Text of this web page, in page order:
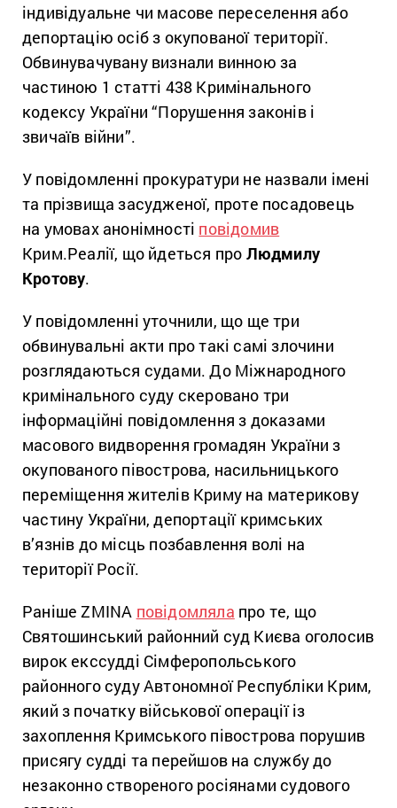
індивідуальне чи масове переселення або
депортацію осіб з окупованої території.
Обвинувачувану визнали винною за
частиною 1 статті 438 Кримінального
кодексу України “Порушення законів і
звичаїв війни”.
У повідомленні прокуратури не назвали імені
та прізвища засудженої, проте посадовець
на умовах анонімності повідомив
Крим.Реалії, що йдеться про Людмилу
Кротову.
У повідомленні уточнили, що ще три
обвинувальні акти про такі самі злочини
розглядаються судами. До Міжнародного
кримінального суду скеровано три
інформаційні повідомлення з доказами
масового видворення громадян України з
окупованого півострова, насильницького
переміщення жителів Криму на материкову
частину України, депортації кримських
в’язнів до місць позбавлення волі на
території Росії.
Раніше ZMINA повідомляла про те, що
Святошинський районний суд Києва оголосив
вирок екссудді Сімферопольського
районного суду Автономної Республіки Крим,
який з початку військової операції із
захоплення Кримського півострова порушив
присягу судді та перейшов на службу до
незаконно створеного росіянами судового